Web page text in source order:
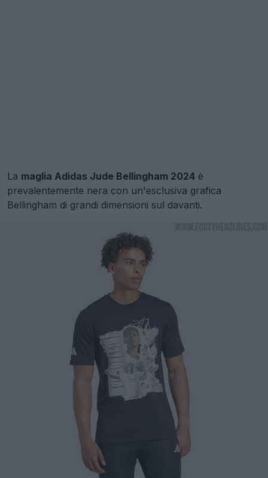
La maglia Adidas Jude Bellingham 2024 è
prevalentemente nera con un'esclusiva grafica
Bellingham di grandi dimensioni sul davanti.